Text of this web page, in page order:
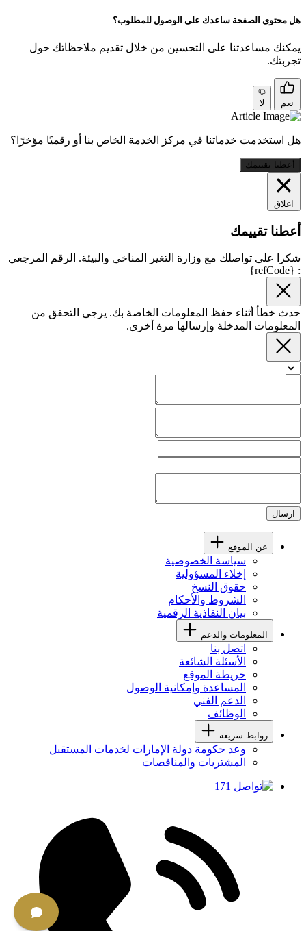
هل محتوى الصفحة ساعدك على الوصول للمطلوب؟
يمكنك مساعدتنا على التحسين من خلال تقديم ملاحظاتك حول
تجربتك.
نعم لا
هل استخدمت خدماتنا في مركز الخدمة الخاص بنا أو رقميًا مؤخرًا؟
أعطنا تقييمك
اغلاق
أعطنا تقييمك
شكرا على تواصلك مع وزارة التغير المناخي والبيئة. الرقم المرجعي
: {refCode}
حدث خطأ أثناء حفظ المعلومات الخاصة بك. يرجى التحقق من
المعلومات المدخلة وإرسالها مرة أخرى.
ارسال
عن الموقع
سياسة الخصوصية
إخلاء المسؤولية
حقوق النسخ
الشروط والأحكام
بيان النفاذية الرقمية
المعلومات والدعم
اتصل بنا
الأسئلة الشائعة
خريطة الموقع
المساعدة وإمكانية الوصول
الدعم الفني
الوظائف
روابط سريعة
وعد حكومة دولة الإمارات لخدمات المستقبل
المشتريات والمناقصات